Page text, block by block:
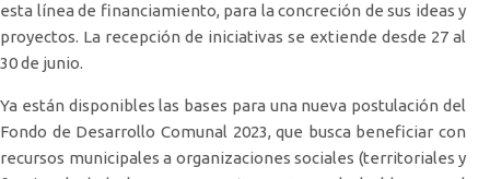
esta línea de financiamiento, para la concreción de sus ideas y
proyectos. La recepción de iniciativas se extiende desde 27 al
30 de junio.
Ya están disponibles las bases para una nueva postulación del
Fondo de Desarrollo Comunal 2023, que busca beneficiar con
recursos municipales a organizaciones sociales (territoriales y